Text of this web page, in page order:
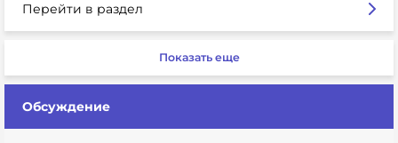
Перейти в раздел
Показать еще
Обсуждение